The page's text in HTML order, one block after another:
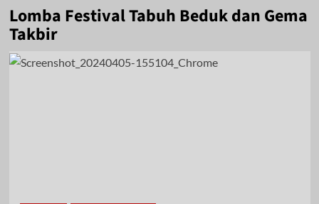
Lomba Festival Tabuh Beduk dan Gema
Takbir